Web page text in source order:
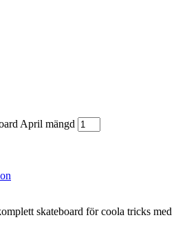
April mängd
skateboard för coola tricks med